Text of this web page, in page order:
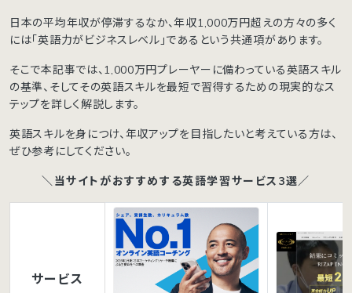
日本の平均年収が停滞するなか、年収1,000万円超えの方々の多く
には「英語力がビジネスレベル」であるという共通項があります。
そこで本記事では、1,000万円プレーヤーに備わっている英語スキル
の基準、そしてその英語スキルを最短で習得するための現実的なス
テップを詳しく解説します。
英語スキルを身につけ、年収アップを目指したいと考えている方は、
ぜひ参考にしてください。
＼当サイトがおすすめする英語学習サービス3選／
サービス